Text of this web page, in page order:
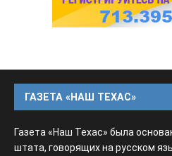
ГАЗЕТА «НАШ ТЕХАС»
Газета «Наш Техас» была
штата, говорящих на русском